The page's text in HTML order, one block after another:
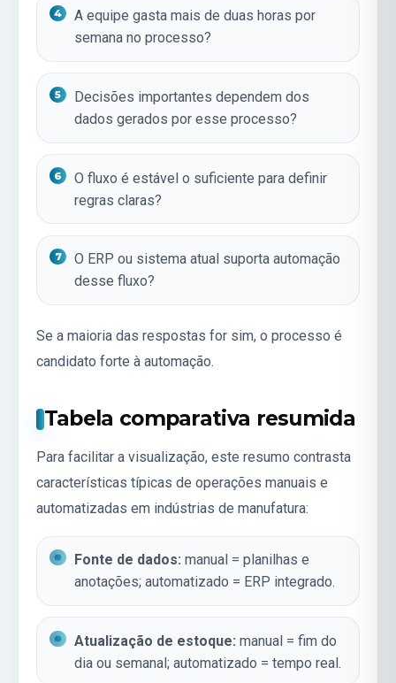
A equipe gasta mais de duas horas por
semana no processo?
Decisões importantes dependem dos
dados gerados por esse processo?
O fluxo é estável o suficiente para definir
regras claras?
O ERP ou sistema atual suporta automação
desse fluxo?
Se a maioria das respostas for sim, o processo é
candidato forte à automação.
Tabela comparativa resumida
Para facilitar a visualização, este resumo contrasta
características típicas de operações manuais e
automatizadas em indústrias de manufatura:
Fonte de dados: manual = planilhas e
anotações; automatizado = ERP integrado.
Atualização de estoque: manual = fim do
dia ou semanal; automatizado = tempo real.